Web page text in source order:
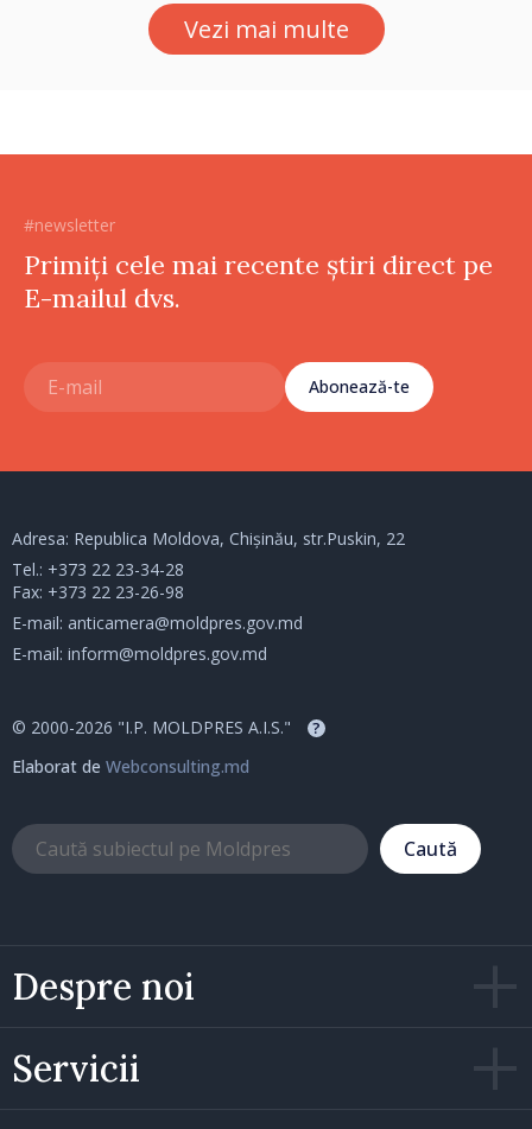
Vezi mai multe
#newsletter
Primiți cele mai recente știri direct pe
E-mailul dvs.
Abonează-te
Despre noi
Servicii
Adresa: Republica Moldova, Chișinău, str.Puskin, 22
Tel.: +373 22 23-34-28
Fax: +373 22 23-26-98
E-mail: anticamera@moldpres.gov.md
E-mail: inform@moldpres.gov.md
© 2000-2026 "I.P. MOLDPRES A.I.S." ?
Elaborat de Webconsulting.md
Caută